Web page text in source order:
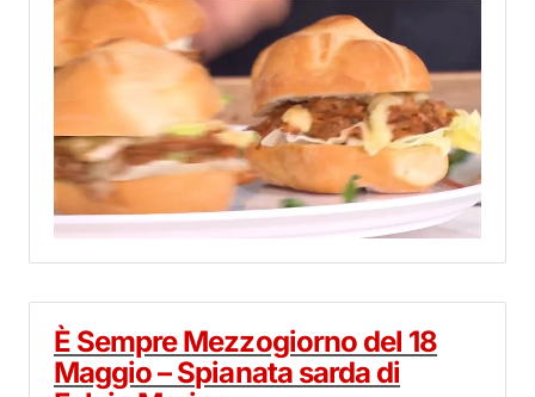
È Sempre Mezzogiorno del 18
Maggio – Spianata sarda di